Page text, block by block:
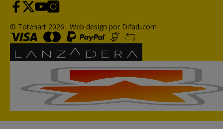
© Totenart 2026 . Web design por Difadi.com